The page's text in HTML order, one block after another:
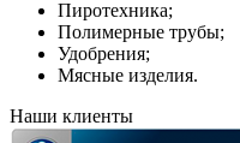
Пиротехника;
Полимерные трубы;
Удобрения;
Мясные изделия.
Наши клиенты